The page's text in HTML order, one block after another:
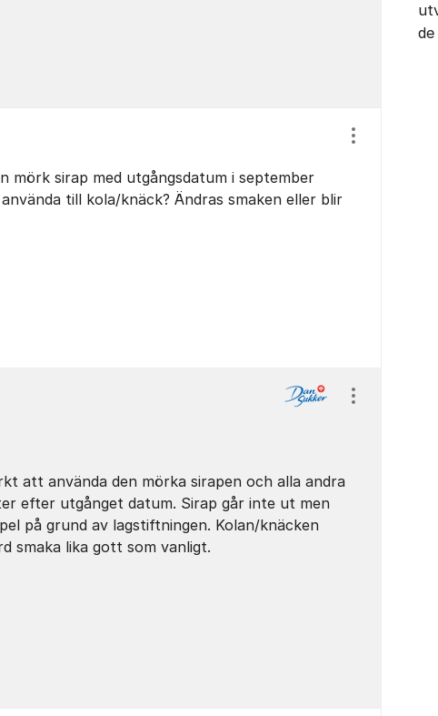
mörk sirap med utgångsdatum i september
till kola/knäck? Ändras smaken eller blir
Visa/dölj
att använda den mörka sirapen och alla andra
efter utgånget datum. Sirap går inte ut men
på grund av lagstiftningen. Kolan/knäcken
smaka lika gott som vanligt.
Visa/dölj